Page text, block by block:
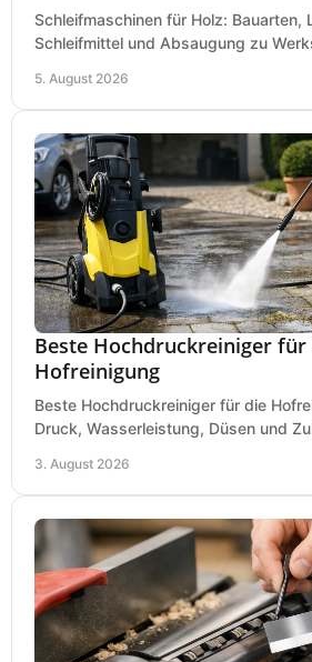
Schleifmaschinen für Holz: Bauarten,
Schleifmittel und Absaugung zu
5. August 2026
Beste Hochdruckreiniger für
Hofreinigung
Beste Hochdruckreiniger für die
Druck, Wasserleistung, Düsen und
3. August 2026